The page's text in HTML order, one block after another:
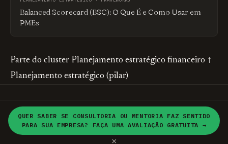
Balanced Scorecard (BSC): O Que É e Como Usar em
PMEs
Parte do cluster Planejamento estratégico financeiro ↑
Planejamento estratégico (pilar)
© 2026 brandME · Consultoria em
Planejamento Estratégico
PLANEJAMENTO
ESTRATÉGICO
QUER SABER SE CONSULTORIA OU MENTORIA FAZ SENTIDO
PARA SUA EMPRESA? FAÇA UMA AVALIAÇÃO GRATUITA →
×